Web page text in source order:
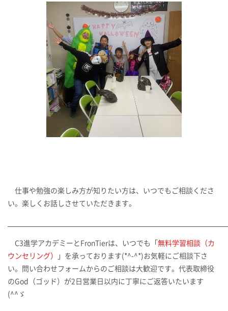
仕事や勉強の楽しみ方が知りたい方は、いつでもご相談くださ
い。楽しくお話しさせていただきます。
C3進学アカデミーとFronTierは、いつでも「無料学習相談（カ
ウンセリング）
」を承っております(*^-^*)お気軽にご相談下さ
い。問い合わせフォームからのご相談は大歓迎です。代表取締役
のGod（ゴッド）が2日営業日以内に丁寧にご返答いたいます
(^^ゞ